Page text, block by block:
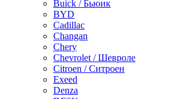
Buick / Бьюик
BYD
Cadillac
Changan
Chery
Chevrolet / Шевроле
Citroen / Ситроен
Exeed
Denza